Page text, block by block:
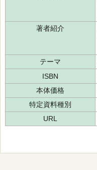
著者紹介
テーマ
ISBN
本体価格
特定資料種別
URL